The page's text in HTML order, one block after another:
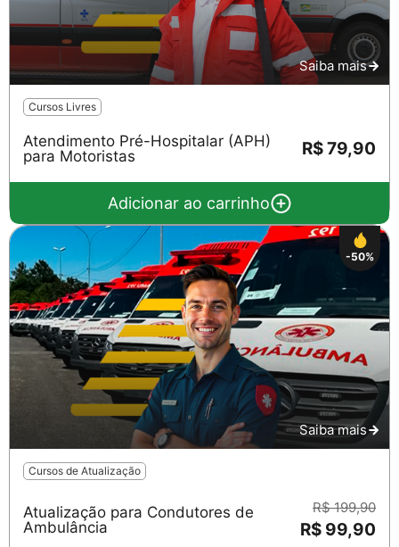
Saiba mais
Cursos Livres
Atendimento Pré-Hospitalar (APH)
para Motoristas
R$ 79,90
Adicionar ao carrinho
-50%
Saiba mais
Cursos de Atualização
Atualização para Condutores de
Ambulância
R$ 199,90
R$ 99,90